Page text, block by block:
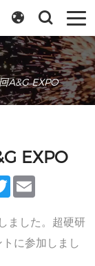
A&G EXPO
EXPO
TwitterEmail
ました。超硬研
に参加しまし